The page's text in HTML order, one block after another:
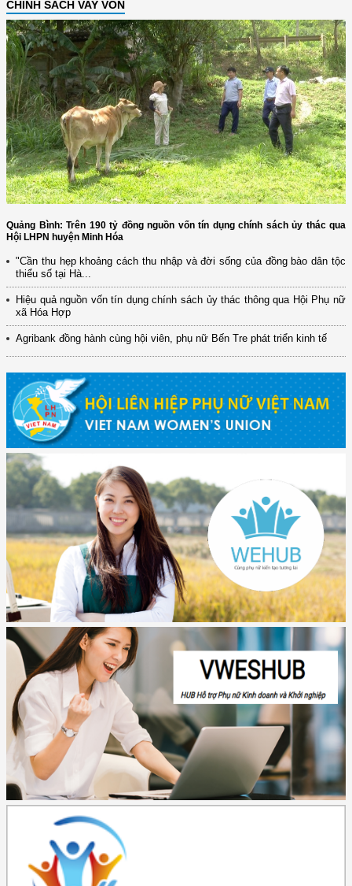
CHÍNH SÁCH VAY VỐN
Quảng Bình: Trên 190 tỷ đồng nguồn vốn tín dụng chính sách ủy thác qua
Hội LHPN huyện Minh Hóa
"Cần thu hẹp khoảng cách thu nhập và đời sống của đồng bào dân tộc
thiểu số tại Hà...
Hiệu quả nguồn vốn tín dụng chính sách ủy thác thông qua Hội Phụ nữ
xã Hóa Hợp
Agribank đồng hành cùng hội viên, phụ nữ Bến Tre phát triển kinh tế